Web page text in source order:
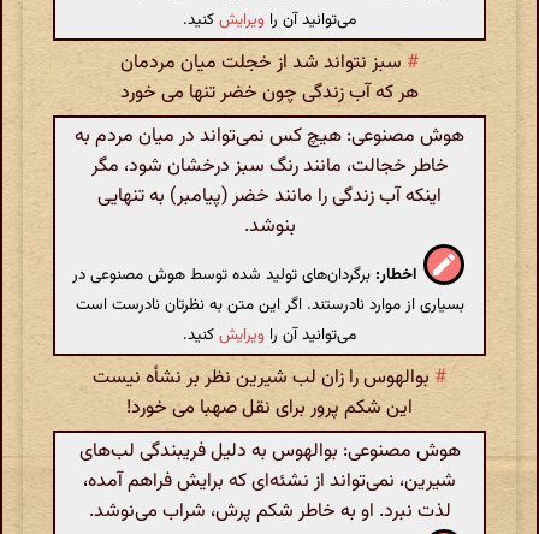
می‌توانید آن را ویرایشکنید.
# سبز نتواند شد از خجلت میان مردمان
هر که آب زندگی چون خضر تنها می خورد
هوش مصنوعی: هیچ کس نمی‌تواند در میان مردم به
خاطر خجالت، مانند رنگ سبز درخشان شود، مگر
اینکه آب زندگی را مانند خضر (پیامبر) به تنهایی
بنوشد.
اخطار: برگردان‌های تولید شده توسط هوش مصنوعی در
بسیاری از موارد نادرستند. اگر این متن به نظرتان نادرست است
می‌توانید آن را ویرایشکنید.
# بوالهوس را زان لب شیرین نظر بر نشأه نیست
این شکم پرور برای نقل صهبا می خورد!
هوش مصنوعی: بوالهوس به دلیل فریبندگی لب‌های
شیرین، نمی‌تواند از نشئه‌ای که برایش فراهم آمده،
لذت نبرد. او به خاطر شکم پرش، شراب می‌نوشد.